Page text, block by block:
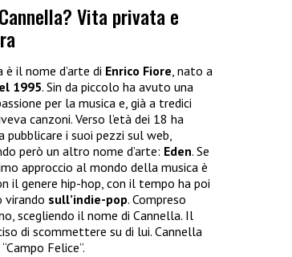
Vita privata e
è il nome d’arte di Enrico Fiore, nato a
1995. Sin da piccolo ha avuto una
per la musica e, già a tredici
canzoni. Verso l’età dei 18 ha
pubblicare i suoi pezzi sul web,
però un altro nome d’arte: Eden. Se
approccio al mondo della musica è
il genere hip-hop, con il tempo ha poi
virando sull’indie-pop. Compreso
scegliendo il nome di Cannella. Il
di scommettere su di lui. Cannella
Felice”.